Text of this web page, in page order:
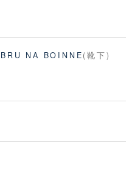
BRU NA BOINNE(靴下)